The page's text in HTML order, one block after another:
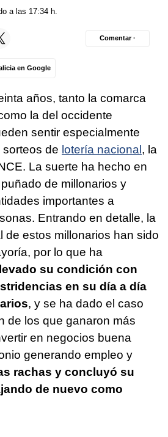
a las 17:34 h.
en Google
Comentar ·
años, tanto la comarca
la del occidente
sentir especialmente
de lotería nacional, la
La suerte ha hecho en
de millonarios y
importantes a
Entrando en detalle, la
de estos millonarios han sido
por lo que ha
su condición con
en su día a día
, y se ha dado el caso
de los que ganaron más
en negocios buena
generando empleo y
rachas y concluyó su
de nuevo como